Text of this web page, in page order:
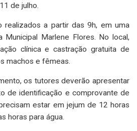
de julho.
realizados a partir das 9h, em uma
Municipal Marlene Flores. No local,
clínica e castração gratuita de
machos e fêmeas.
os tutores deverão apresentar
de identificação e comprovante de
estar em jejum de 12 horas
horas para água.